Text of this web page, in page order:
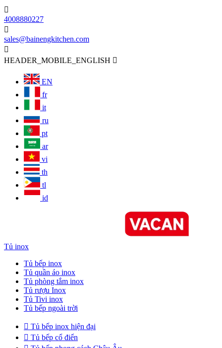

4008880227

sales@bainengkitchen.com

HEADER_MOBILE_ENGLISH 
EN
fr
it
ru
pt
ar
vi
th
tl
id
Tủ inox
Tủ bếp inox
Tủ quần áo inox
Tủ phòng tắm inox
Tủ rượu Inox
Tủ Tivi inox
Tủ bếp ngoài trời
 Tủ bếp inox hiện đại
 Tủ bếp cổ điển